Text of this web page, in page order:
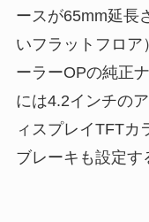
ースが65mm延長
いフラットフロア
ーラーOPの純正
には4.2インチの
ィスプレイTFTカ
ブレーキも設定す